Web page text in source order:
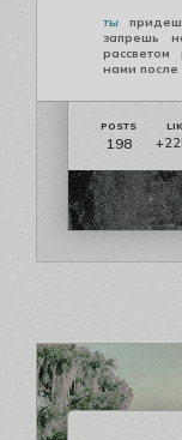
ты
запрешь
нами после
198